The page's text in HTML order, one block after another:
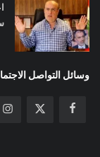
وسائل التواصل